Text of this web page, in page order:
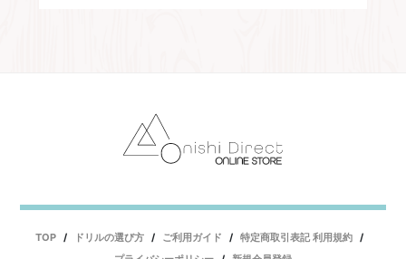
TOP ドリルの選び方 ご利用ガイド
特定商取引表記 利用規約